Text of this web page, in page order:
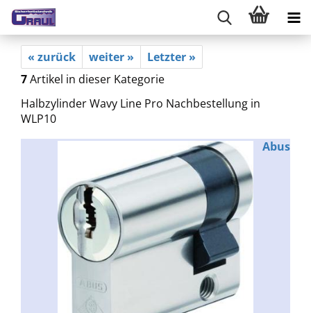
« zurück weiter »
Letzter »
7Artikel in dieser Kategorie
Halbzylinder Wavy Line Pro Nachbestellung in
WLP10
Abus